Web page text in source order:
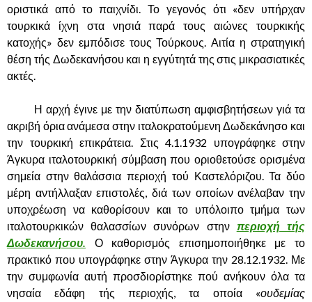
οριστικά από το παιχνίδι. Το γεγονός ότι «δεν υπήρχαν
τουρκικά ίχνη στα νησιά παρά τους αιώνες τουρκικής
κατοχής» δεν εμπόδισε τους Τούρκους. Αιτία η στρατηγική
θέση τής Δωδεκανήσου και η εγγύτητά της στις μικρασιατικές
ακτές.
Η αρχή έγινε με την διατύπωση αμφισβητήσεων γιά τα
ακριβή όρια ανάμεσα στην ιταλοκρατούμενη Δωδεκάνησο και
την τουρκική επικράτεια. Στις 4.1.1932 υπογράφηκε στην
Άγκυρα ιταλοτουρκική σύμβαση που οριοθετούσε ορισμένα
σημεία στην θαλάσσια περιοχή τού Καστελόριζου. Τα δύο
μέρη αντήλλαξαν επιστολές, διά των οποίων ανέλαβαν την
υποχρέωση να καθορίσουν και το υπόλοιπο τμήμα των
ιταλοτουρκικών θαλασσίων συνόρων στην περιοχή τής
Δωδεκανήσου. Ο καθορισμός επισημοποιήθηκε με το
πρακτικό που υπογράφηκε στην Άγκυρα την 28.12.1932. Με
την συμφωνία αυτή προσδιορίστηκε πού ανήκουν όλα τα
νησαία εδάφη τής περιοχής, τα οποία «ουδεμίας